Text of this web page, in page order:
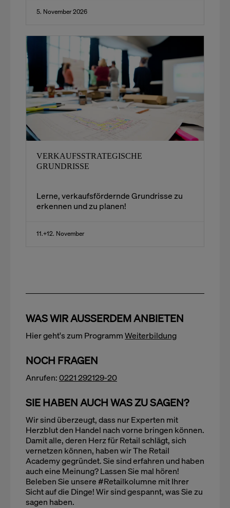
5. November 2026
VERKAUFSSTRATEGISCHE
GRUNDRISSE
Lerne, verkaufsfördernde Grundrisse zu
erkennen und zu planen!
11.+12. November
WAS WIR AUSSERDEM ANBIETEN
Hier geht's zum ProgrammWeiterbildung
NOCH FRAGEN
Anrufen:0221 292129-20
SIE HABEN AUCH WAS ZU SAGEN?
Wir sind überzeugt, dass nur Experten mit
Herzblut den Handel nach vorne bringen können.
Damit alle, deren Herz für Retail schlägt, sich
vernetzen können, haben wir The Retail
Academy gegründet. Sie sind erfahren und haben
auch eine Meinung? Lassen Sie mal hören!
Beleben Sie unsere #Retailkolumne mit Ihrer
Sicht auf die Dinge! Wir sind gespannt, was Sie zu
sagen haben.